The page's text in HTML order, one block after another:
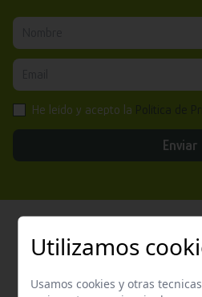
He leído y acepto la
Enviar
Utilizamos
Usamos cookies y otras